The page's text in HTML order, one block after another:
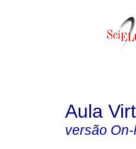
Aula
versão